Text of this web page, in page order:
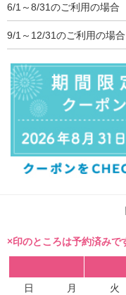
6/1～8/31のご利用の場合
9/1～12/31のご利用の場合
×印のところは予約済みで
日
月 火